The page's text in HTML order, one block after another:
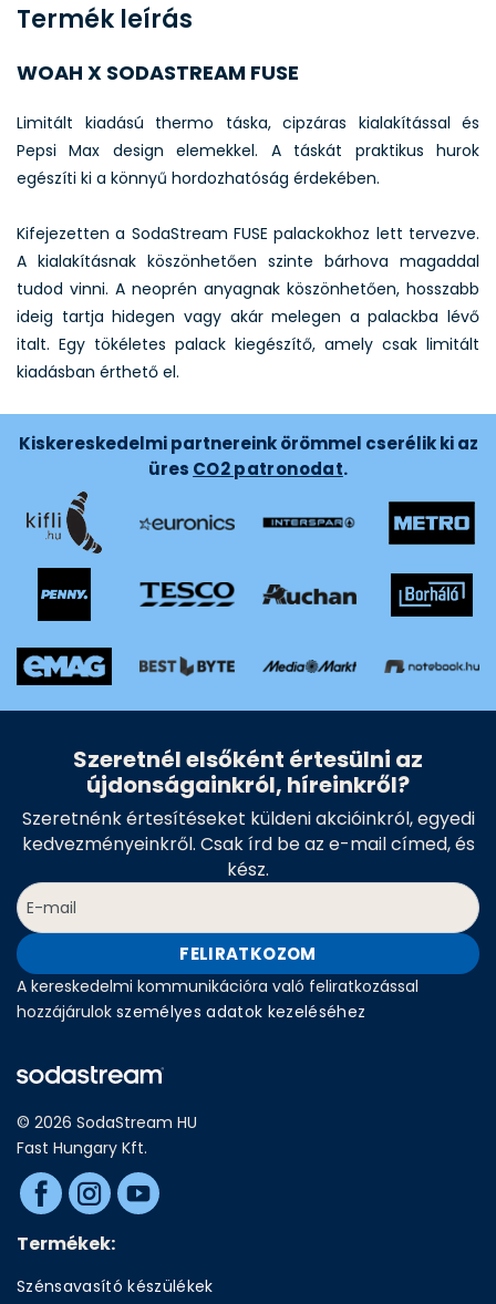
Termék leírás
WOAH X SODASTREAM FUSE
Limitált kiadású thermo táska, cipzáras kialakítással és
Pepsi Max design elemekkel. A táskát praktikus hurok
egészíti ki a könnyű hordozhatóság érdekében.
Kifejezetten a SodaStream FUSE palackokhoz lett tervezve.
A kialakításnak köszönhetően szinte bárhova magaddal
tudod vinni. A neoprén anyagnak köszönhetően, hosszabb
ideig tartja hidegen vagy akár melegen a palackba lévő
italt. Egy tökéletes palack kiegészítő, amely csak limitált
kiadásban érthető el.
Kiskereskedelmi partnereink örömmel cserélik ki az
üres CO2 patronodat.
Szeretnél elsőként értesülni az
újdonságainkról, híreinkről?
Szeretnénk értesítéseket küldeni akcióinkról, egyedi
kedvezményeinkről. Csak írd be az e-mail címed, és
kész.
FELIRATKOZOM
A kereskedelmi kommunikációra való feliratkozással
hozzájárulok személyes adatok kezeléséhez
© 2026 SodaStream HU
Fast Hungary Kft.
Termékek:
Szénsavasító készülékek